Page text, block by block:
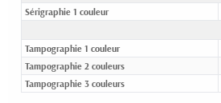
Sérigraphie 1 couleur
Tampographie 1 couleur
Tampographie 2 couleurs
Tampographie 3 couleurs